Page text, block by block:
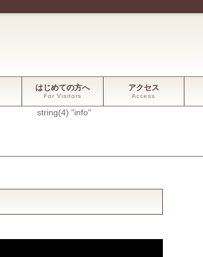
はじめての方へ
For Visitors
アクセス
Access
string(4) "info"